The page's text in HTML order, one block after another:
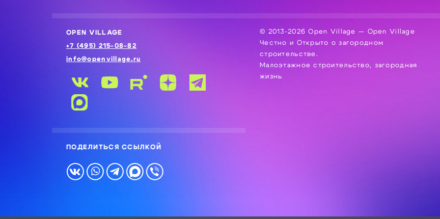
OPEN VILLAGE
+7 (495) 215-08-82
info@openvillage.ru
ПОДЕЛИТЬСЯ ССЫЛКОЙ
© 2013-2026 Open Village — Open Village
Честно и Открыто о загородном
строительстве.
Малоэтажное строительство, загородная
жизнь